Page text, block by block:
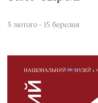
3 лютого - 15 березня